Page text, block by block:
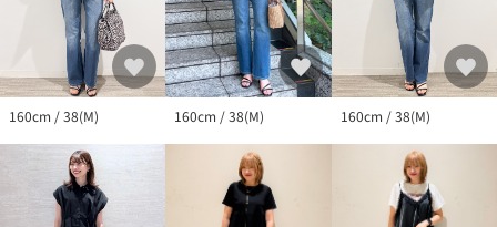
160cm / 38(M) 160cm / 38(M) 160cm / 38(M)